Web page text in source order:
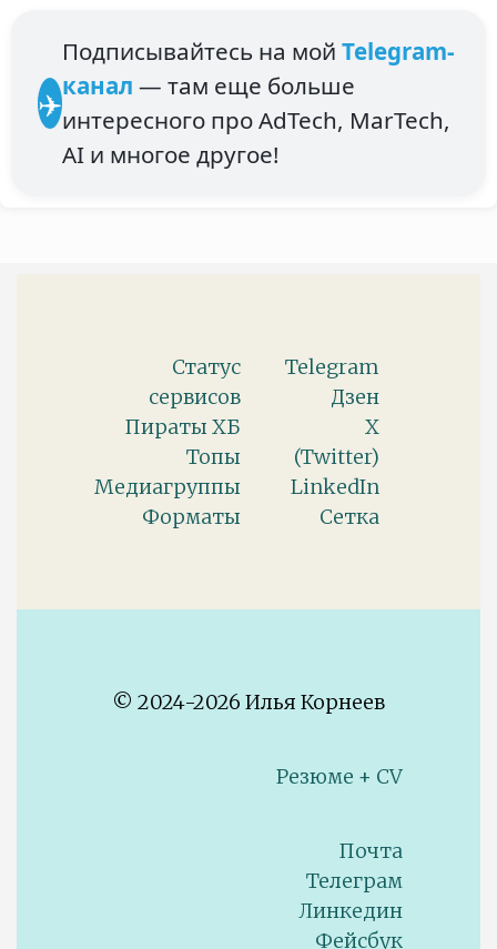
✈️
Подписывайтесь на мой Telegram-
канал — там еще больше
интересного про AdTech, MarTech,
AI и многое другое!
Статус
сервисов
Пираты ХБ
Топы
Медиагруппы
Форматы
Telegram
Дзен
X
(Twitter)
LinkedIn
Сетка
© 2024-2026 Илья Корнеев
Резюме + CV
Почта
Телеграм
Линкедин
Фейсбук